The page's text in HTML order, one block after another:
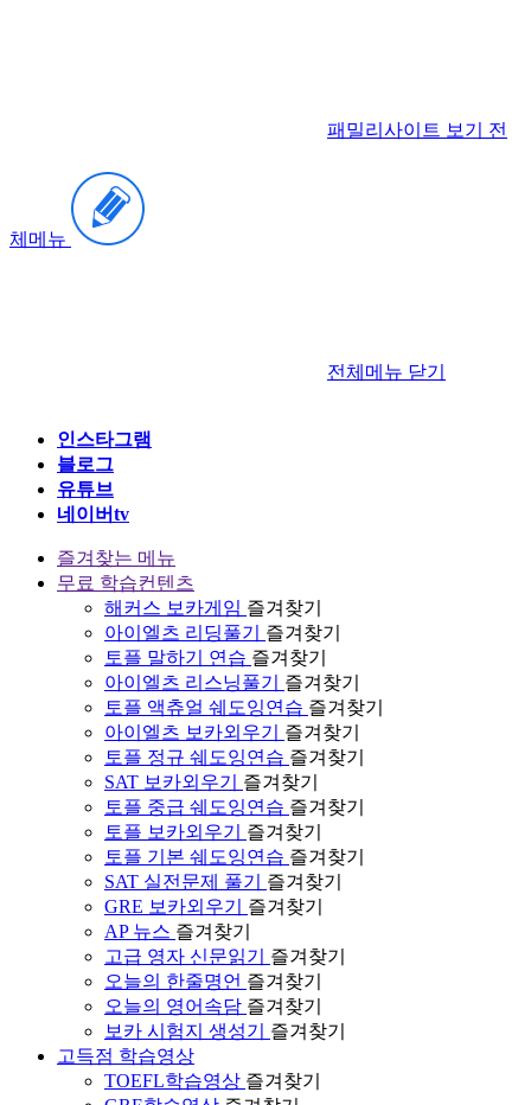
패밀리사이트 보기 전
체메뉴
전체메뉴 닫기
인스타그램
블로그
유튜브
네이버tv
즐겨찾는 메뉴
무료 학습컨텐츠
해커스 보카게임 즐겨찾기
아이엘츠 리딩풀기
즐겨찾기
토플 말하기 연습 즐겨찾기
아이엘츠 리스닝풀기
즐겨찾기
토플 액츄얼 쉐도잉연습 즐겨찾기
아이엘츠 보카외우기
즐겨찾기
토플 정규 쉐도잉연습 즐겨찾기
SAT 보카외우기
즐겨찾기
토플 중급 쉐도잉연습 즐겨찾기
토플 보카외우기
즐겨찾기
토플 기본 쉐도잉연습 즐겨찾기
SAT 실전문제 풀기
즐겨찾기
GRE 보카외우기
즐겨찾기
AP 뉴스 즐겨찾기
고급 영자 신문읽기
즐겨찾기
오늘의 한줄명언 즐겨찾기
오늘의 영어속담 즐겨찾기
보카 시험지 생성기
즐겨찾기
고득점 학습영상
TOEFL학습영상 즐겨찾기